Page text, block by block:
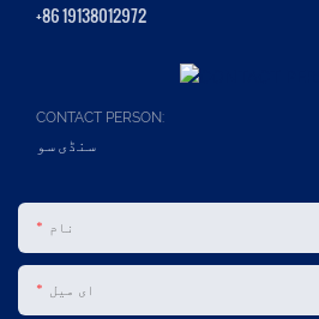
+86 19138012972
CONTACT PERSON:
سنڈی سو
نام
ای میل